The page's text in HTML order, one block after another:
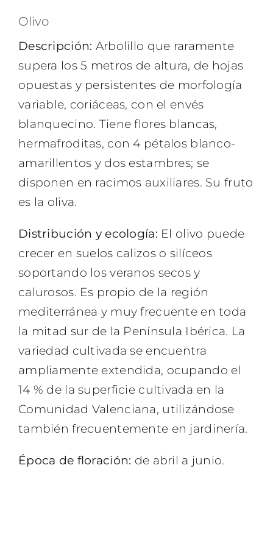
Olivo
Descripción: Arbolillo que raramente
supera los 5 metros de altura, de hojas
opuestas y persistentes de morfología
variable, coriáceas, con el envés
blanquecino. Tiene flores blancas,
hermafroditas, con 4 pétalos blanco-
amarillentos y dos estambres; se
disponen en racimos auxiliares. Su fruto
es la oliva.
Distribución y ecología: El olivo puede
crecer en suelos calizos o silíceos
soportando los veranos secos y
calurosos. Es propio de la región
mediterránea y muy frecuente en toda
la mitad sur de la Península Ibérica. La
variedad cultivada se encuentra
ampliamente extendida, ocupando el
14 % de la superficie cultivada en la
Comunidad Valenciana, utilizándose
también frecuentemente en jardinería.
Época de floración: de abril a junio.